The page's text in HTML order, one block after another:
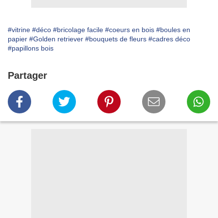
#vitrine #déco #bricolage facile #coeurs en bois #boules en
papier #Golden retriever #bouquets de fleurs #cadres déco
#papillons bois
Partager